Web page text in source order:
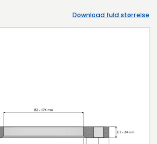
Download fuld størrelse